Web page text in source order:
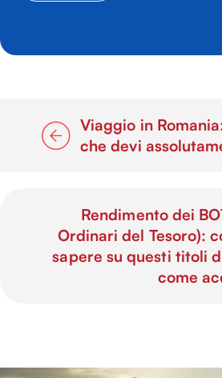
Viaggio in
che devi
Rendimento dei
Ordinari del Tesoro):
sapere su questi titoli
come